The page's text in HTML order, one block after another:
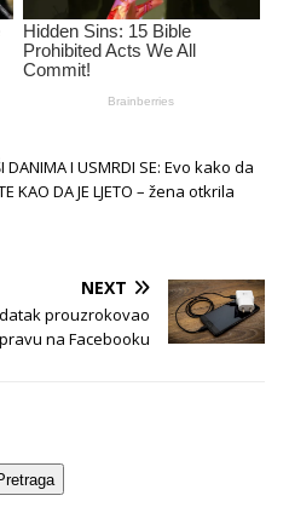
DANIMA I USMRDI SE: Evo kako da
KAO DA JE LJETO – žena otkrila
NEXT
prouzrokovao
na Facebooku